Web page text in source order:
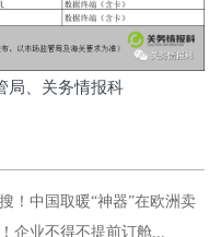
局、关务情报科
！中国取暖“神器”在欧洲卖
企业不得不提前订舱...